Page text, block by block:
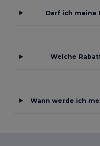
Darf ich meine
Welche
Wann werde ich